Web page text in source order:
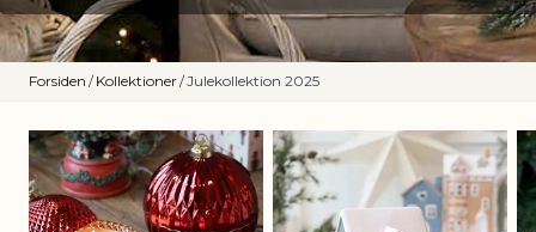
Forsiden / Kollektioner/Julekollektion 2025